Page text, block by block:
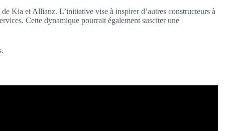
Kia et Allianz. L’initiative vise à inspirer d’autres constructeurs à
Cette dynamique pourrait également susciter une